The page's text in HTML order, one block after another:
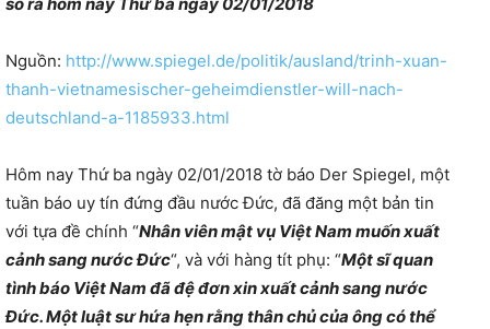
Nguồn: http://www.spiegel.de/politik/ausland/trinh-xuan-
thanh-vietnamesischer-geheimdienstler-will-nach-
deutschland-a-1185933.html
Hôm nay Thứ ba ngày 02/01/2018 tờ báo Der Spiegel, một
tuần báo uy tín đứng đầu nước Đức, đã đăng một bản tin
với tựa đề chính “Nhân viên mật vụ Việt Nam muốn xuất
cảnh sang nước Đức“, và với hàng tít phụ: “Một sĩ quan
tình báo Việt Nam đã đệ đơn xin xuất cảnh sang nước
Đức. Một luật sư hứa hẹn rằng thân chủ của ông có thể